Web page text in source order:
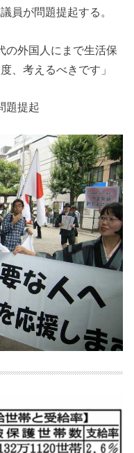
員が問題提起する。
の外国人にまで生活保
、考えるべきです」
題提起